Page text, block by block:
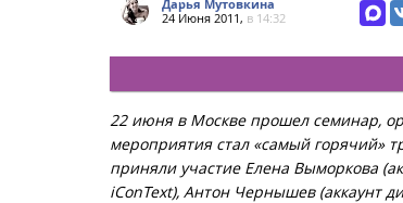
Дарья Мутовкина
24 Июня 2011, в 14:32
22 июня в Москве прошел семинар,
мероприятия стал «самый горячий»
приняли участие Елена Выморкова
iConText), Антон Чернышев (аккаунт